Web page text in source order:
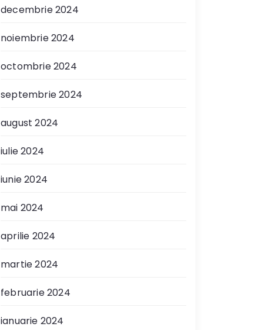
decembrie 2024
noiembrie 2024
octombrie 2024
septembrie 2024
august 2024
iulie 2024
iunie 2024
mai 2024
aprilie 2024
martie 2024
februarie 2024
ianuarie 2024